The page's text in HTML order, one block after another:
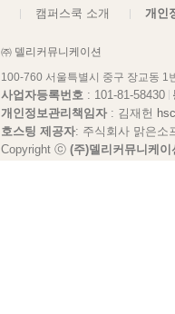
캠퍼스쿡 소개 개인
㈜ 델리커뮤니케이션
100-760 서울특별시 중구 장교동 1
사업자등록번호 : 101-81-58430
개인정보관리책임자: 김재헌
호스팅 제공자: 주식회사 맑은소
Copyright ⓒ (주)델리커뮤니케이